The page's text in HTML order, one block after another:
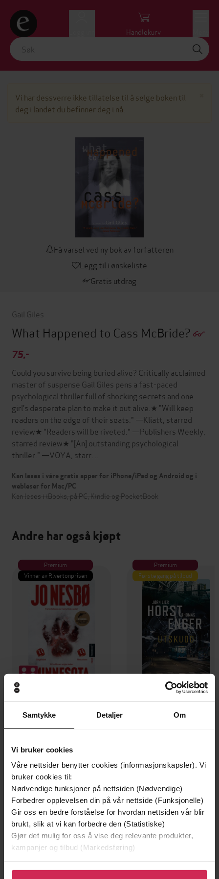
Samtykke Detaljer Om
Vi bruker cookies
Våre nettsider benytter cookies (informasjonskapsler). Vi
bruker cookies til:
Nødvendige funksjoner på nettsiden (Nødvendige)
Forbedrer opplevelsen din på vår nettside (Funksjonelle)
Gir oss en bedre forståelse for hvordan nettsiden vår blir
brukt, slik at vi kan forbedre den (Statistiske)
Gjør det mulig for oss å vise deg relevante produkter,
kampanjer og tilbud (Markedsføring)
Klikk på «Godta alle» for å gi oss ditt samtykke til å
Handlekurv
Vi har dessverre ikke tillatelse til å selge boken til
deg i landet du befinner deg i nå.
Få varsel ved ny bok av forfatteren
Legg til i ønskeliste
Gratis utdrag
Gail Giles
What Happened to Cass McBride?
75,-
Could you survive being buried alive? Critically acclaimed
master of suspense Gail Giles pens a fast-paced
psychological thriller full of shocking secrets and one
girl’s desperate plan to make it out alive.★ "Will keep
readers on the edge of their seats." —Kliatt, starred
review★ "Readers will be riveted." —Publishers Weekly,
starred review★ "[An] outstanding psychological
thriller." —VOYA, starr…
Kan leses i våre gratis apper for iPhone/iPad og Android og i
webleser for Mac/PC
Kan leses i iBooks, på PC, Kindle og PocketBook
Andre har også kjøpt
Premium
Vinner av Rivertonprisen
199,-
Minnesota
EBOK
Premium
Første gang på tilbud
349,-
Forfattere Gail Giles(forfatter)
Forlag
Little, Brown Books for Young
Readers
10.12.2016